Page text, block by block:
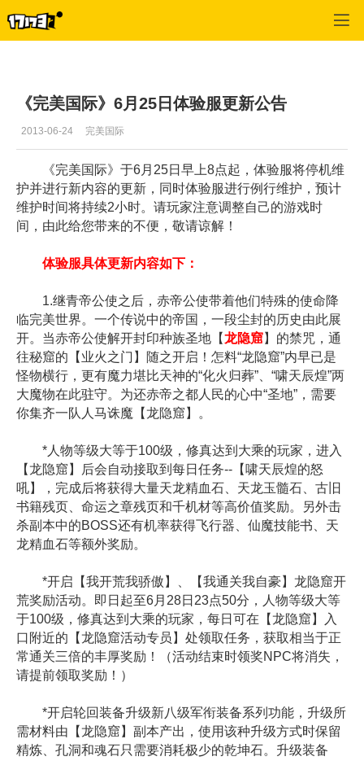
《完美国际》6月25日体验服更新公告
2013-06-24 完美国际
《完美国际》于6月25日早上8点起，体验服将停机维
护并进行新内容的更新，同时体验服进行例行维护，预计
维护时间将持续2小时。请玩家注意调整自己的游戏时
间，由此给您带来的不便，敬请谅解！
体验服具体更新内容如下：
1.继青帝公使之后，赤帝公使带着他们特殊的使命降
临完美世界。一个传说中的帝国，一段尘封的历史由此展
开。当赤帝公使解开封印种族圣地【龙隐窟】的禁咒，通
往秘窟的【业火之门】随之开启！怎料“龙隐窟”内早已是
怪物横行，更有魔力堪比天神的“化火归葬”、“啸天辰煌”两
大魔物在此驻守。为还赤帝之都人民的心中“圣地”，需要
你集齐一队人马诛魔【龙隐窟】。
*人物等级大等于100级，修真达到大乘的玩家，进入
【龙隐窟】后会自动接取到每日任务--【啸天辰煌的怒
吼】，完成后将获得大量天龙精血石、天龙玉髓石、古旧
书籍残页、命运之章残页和千机材等高价值奖励。另外击
杀副本中的BOSS还有机率获得飞行器、仙魔技能书、天
龙精血石等额外奖励。
*开启【我开荒我骄傲】、【我通关我自豪】龙隐窟开
荒奖励活动。即日起至6月28日23点50分，人物等级大等
于100级，修真达到大乘的玩家，每日可在【龙隐窟】入
口附近的【龙隐窟活动专员】处领取任务，获取相当于正
常通关三倍的丰厚奖励！（活动结束时领奖NPC将消失，
请提前领取奖励！）
*开启轮回装备升级新八级军衔装备系列功能，升级所
需材料由【龙隐窟】副本产出，使用该种升级方式时保留
精炼、孔洞和魂石只需要消耗极少的乾坤石。升级装备